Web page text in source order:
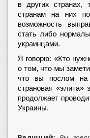
в других странах,
странам на них
возможность
стать либо
украинцами.
Я говорю: «Кто
о том, что мы
что вы послом на
страновая «элита»
продолжает
Украины.